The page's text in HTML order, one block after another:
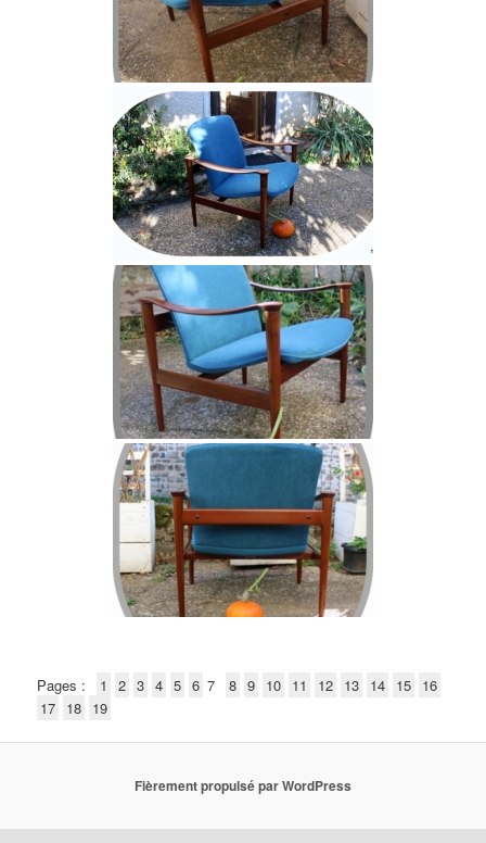
Pages : 1 2 3 4 5 6 7 8 9 10 11 12 13 14 15 16
17 18 19
Fièrement propulsé par WordPress